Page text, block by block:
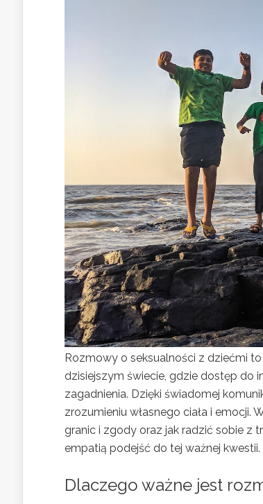
Rozmowy o seksualności z dziećmi
dzisiejszym świecie, gdzie dostęp do
zagadnienia. Dzięki świadomej
zrozumieniu własnego ciała i
granic i zgody oraz jak radzić sobie z
empatią podejść do tej ważnej kwestii.
Dlaczego ważne jest